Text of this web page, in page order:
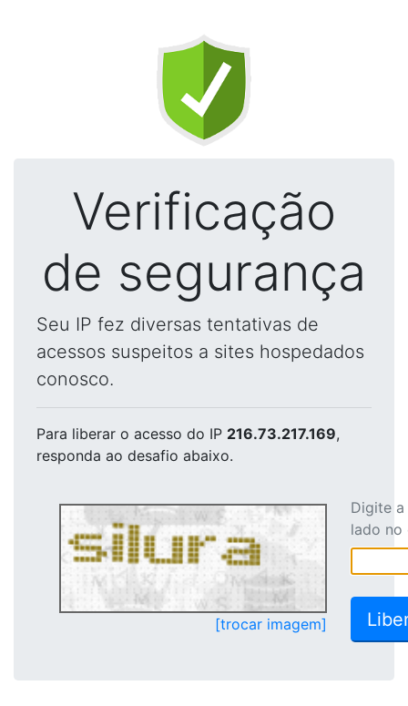
Verificação
de segurança
Seu IP fez diversas tentativas de
acessos suspeitos a sites hospedados
conosco.
Para liberar o acesso do IP 216.73.217.169,
responda ao desafio abaixo.
[trocar imagem]
Digite
lado no